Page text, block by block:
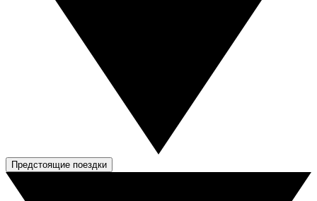
Предстоящие поездки